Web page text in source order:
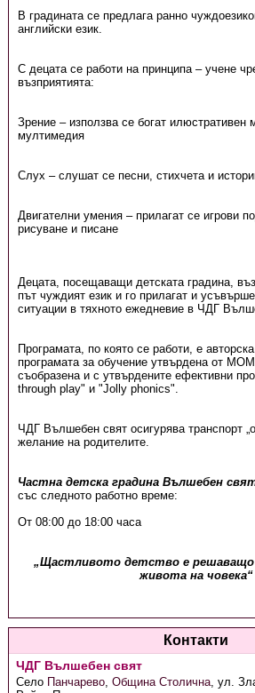
В градината се предлага ранно
английски език.
С децата се работи на принципа – учене
възприятията:
Зрение – използва се богат илюстративен
мултимедия
Слух – слушат се песни, стихчета и
Двигателни умения – прилагат се игрови
рисуване и писане
Децата, посещаващи детската градина,
път чуждият език и го прилагат и
ситуации в тяхното ежедневие в ЧДГ
Програмата, по която се работи, е
програмата за обучение утвърдена от
съобразена и с утвърдените ефективни
through play" и "Jolly phonics".
ЧДГ Вълшебен свят осигурява транспорт
желание на родителите.
Частна детска градина Вълшебен
със следното работно време:
От 08:00 до 18:00 часа
„Щастливото детство е решаващо
живота на човека“
Контакти
ЧДГ Вълшебен свят
Село Панчарево,Община Столична,ул.